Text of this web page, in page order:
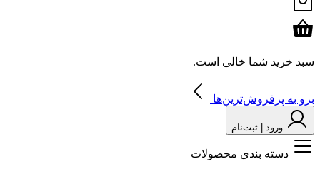
سبد خرید شما خالی است.
برو به پرفروش‌ترین‌ها
ورود | ثبت‌نام
دسته بندی محصولات